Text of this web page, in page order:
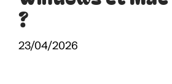
?
23/04/2026